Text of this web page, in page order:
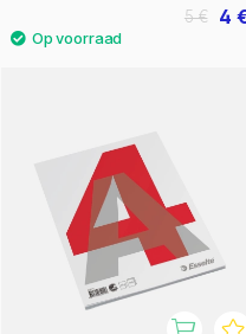
4
5 €